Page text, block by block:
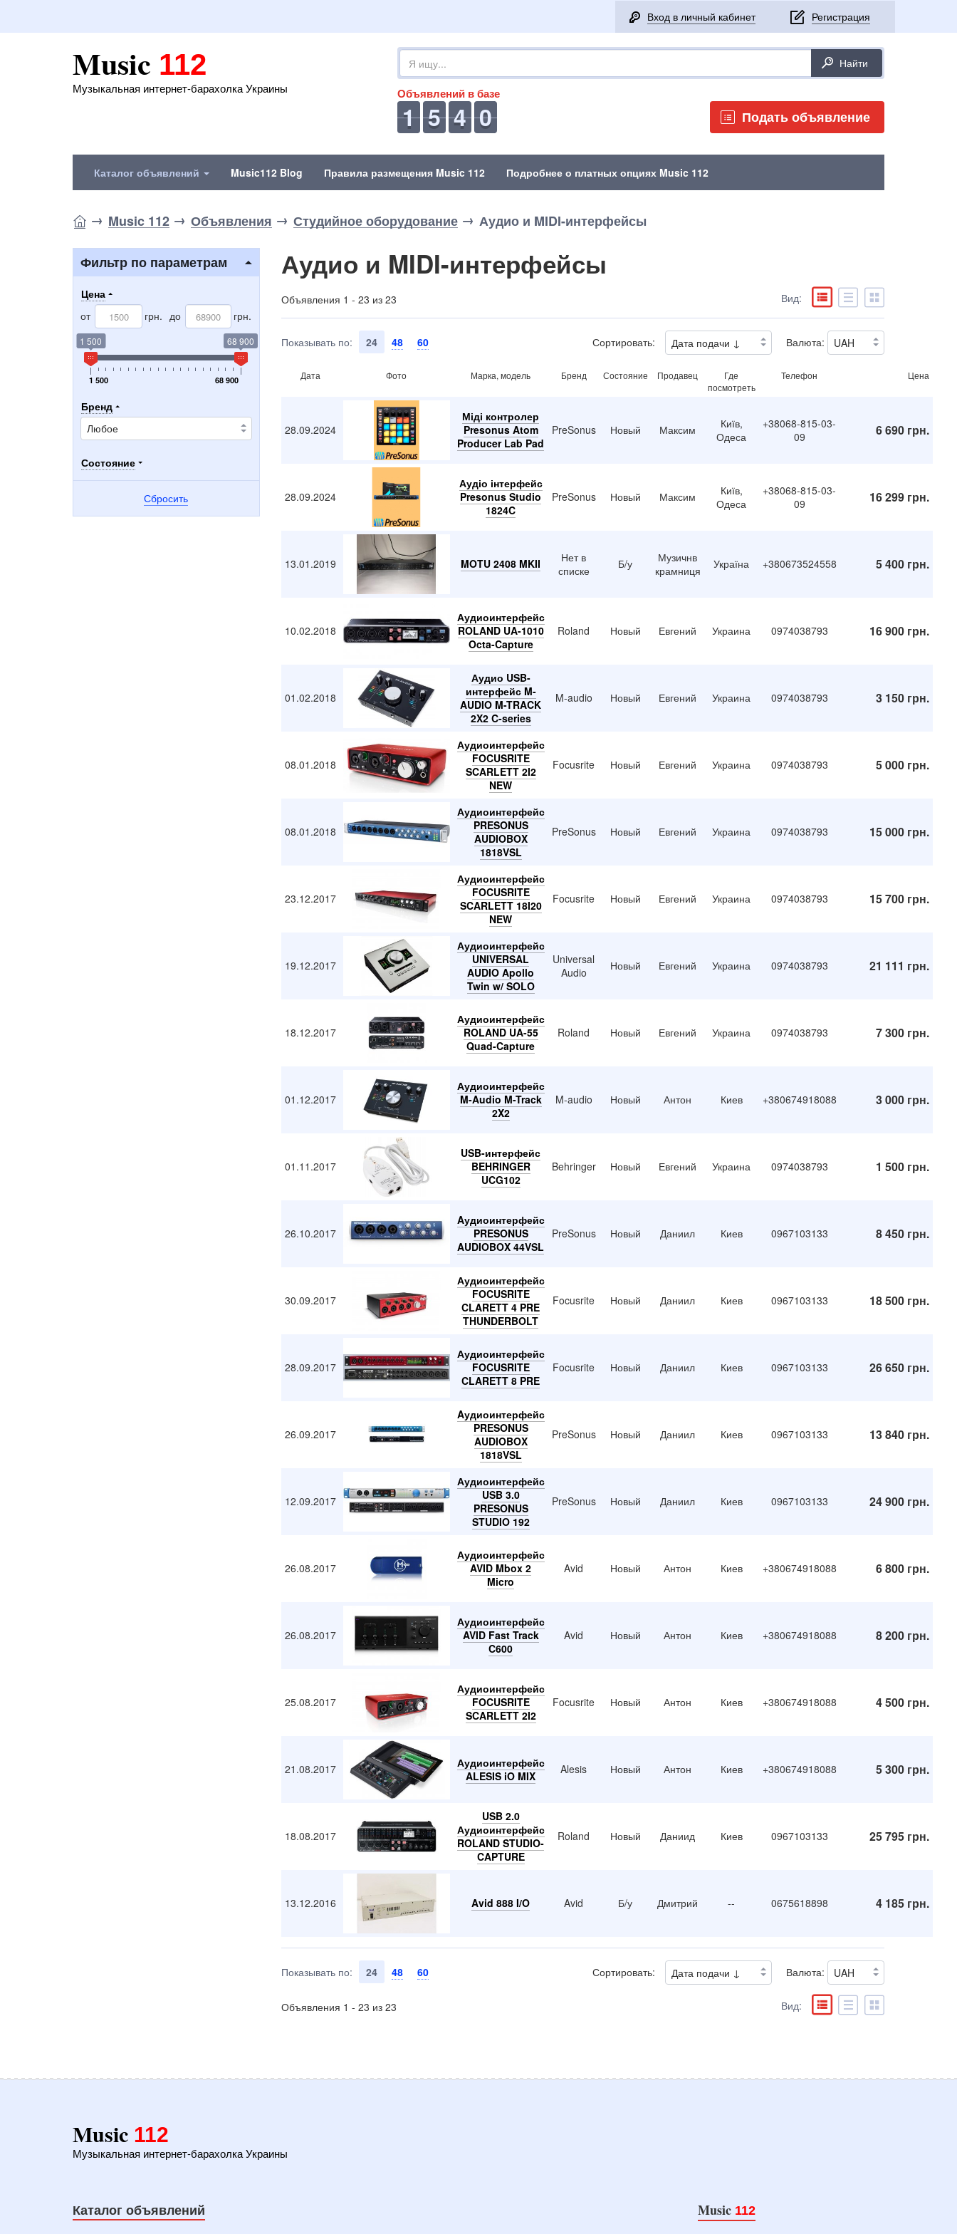
Music 112
Музыкальная интернет-барахолка Украины Объявлений в базе
1 5 4 0 Подать объявление
Каталог объявлений Music112 Blog Правила размещения Music 112 Подробнее о платных опциях Music 112
Music 112 Объявления Студийное оборудование Аудио и MIDI-интерфейсы
Аудио и MIDI-интерфейсы
Фильтр по параметрам
Цена
от
грн. до грн.
1 500 68 900
1 500 68 900
Бренд
Состояние
Сбросить
Объявления 1 - 23 из 23 Вид:
Показывать по: 24 48 60 Валюта:
Сортировать:
Дата Фото Марка, модель Бренд Состояние Продавец
Где
посмотреть
Телефон Цена
28.09.2024
Міді контролер
Presonus Atom
Producer Lab Pad
PreSonus Новый Максим
Київ,
Одеса
+38068-815-03-
09
6 690 грн.
28.09.2024
Аудіо інтерфейс
Presonus Studio
1824C
PreSonus Новый Максим
Київ,
Одеса
+38068-815-03-
09
16 299 грн.
13.01.2019 MOTU 2408 MKII
Нет в
списке
Б/у
Музичнв
крамниця
Україна +380673524558 5 400 грн.
10.02.2018
Аудиоинтерфейс
ROLAND UA-1010
Octa-Capture
Roland Новый Евгений Украина 0974038793 16 900 грн.
01.02.2018
Аудио USB-
интерфейс M-
AUDIO M-TRACK
2X2 C-series
M-audio Новый Евгений Украина 0974038793 3 150 грн.
08.01.2018
Аудиоинтерфейс
FOCUSRITE
SCARLETT 2I2
NEW
Focusrite Новый Евгений Украина 0974038793 5 000 грн.
08.01.2018
Аудиоинтерфейс
PRESONUS
AUDIOBOX
1818VSL
PreSonus Новый Евгений Украина 0974038793 15 000 грн.
23.12.2017
Аудиоинтерфейс
FOCUSRITE
SCARLETT 18I20
NEW
Focusrite Новый Евгений Украина 0974038793 15 700 грн.
19.12.2017
Аудиоинтерфейс
UNIVERSAL
AUDIO Apollo
Twin w/ SOLO
Universal
Audio
Новый Евгений Украина 0974038793 21 111 грн.
18.12.2017
Аудиоинтерфейс
ROLAND UA-55
Quad-Capture
Roland Новый Евгений Украина 0974038793 7 300 грн.
01.12.2017
Аудиоинтерфейс
M-Audio M-Track
2X2
M-audio Новый Антон Киев +380674918088 3 000 грн.
01.11.2017
USB-интерфейс
BEHRINGER
UCG102
Behringer Новый Евгений Украина 0974038793 1 500 грн.
26.10.2017
Aудиоинтерфейс
PRESONUS
AUDIOBOX 44VSL
PreSonus Новый Даниил Киев 0967103133 8 450 грн.
30.09.2017
Аудиоинтерфейс
FOCUSRITE
CLARETT 4 PRE
THUNDERBOLT
Focusrite Новый Даниил Киев 0967103133 18 500 грн.
28.09.2017
Аудиоинтерфейс
FOCUSRITE
CLARETT 8 PRE
Focusrite Новый Даниил Киев 0967103133 26 650 грн.
26.09.2017
Aудиоинтерфейс
PRESONUS
AUDIOBOX
1818VSL
PreSonus Новый Даниил Киев 0967103133 13 840 грн.
12.09.2017
Аудиоинтерфейс
USB 3.0
PRESONUS
STUDIO 192
PreSonus Новый Даниил Киев 0967103133 24 900 грн.
26.08.2017
Аудиоинтерфейс
AVID Mbox 2
Micro
Avid Новый Антон Киев +380674918088 6 800 грн.
26.08.2017
Аудиоинтерфейс
AVID Fast Track
C600
Avid Новый Антон Киев +380674918088 8 200 грн.
25.08.2017
Аудиоинтерфейс
FOCUSRITE
SCARLETT 2I2
Focusrite Новый Антон Киев +380674918088 4 500 грн.
21.08.2017
Аудиоинтерфейс
ALESIS iO MIX
Alesis Новый Антон Киев +380674918088 5 300 грн.
18.08.2017
USB 2.0
Аудиоинтерфейс
ROLAND STUDIO-
CAPTURE
Roland Новый Даниид Киев 0967103133 25 795 грн.
13.12.2016 Avid 888 I/O Avid Б/у Дмитрий -- 0675618898 4 185 грн.
Показывать по: 24 48 60 Валюта:
Сортировать:
Объявления 1 - 23 из 23 Вид:
Music 112
Музыкальная интернет-барахолка Украины
Каталог объявлений Music 112